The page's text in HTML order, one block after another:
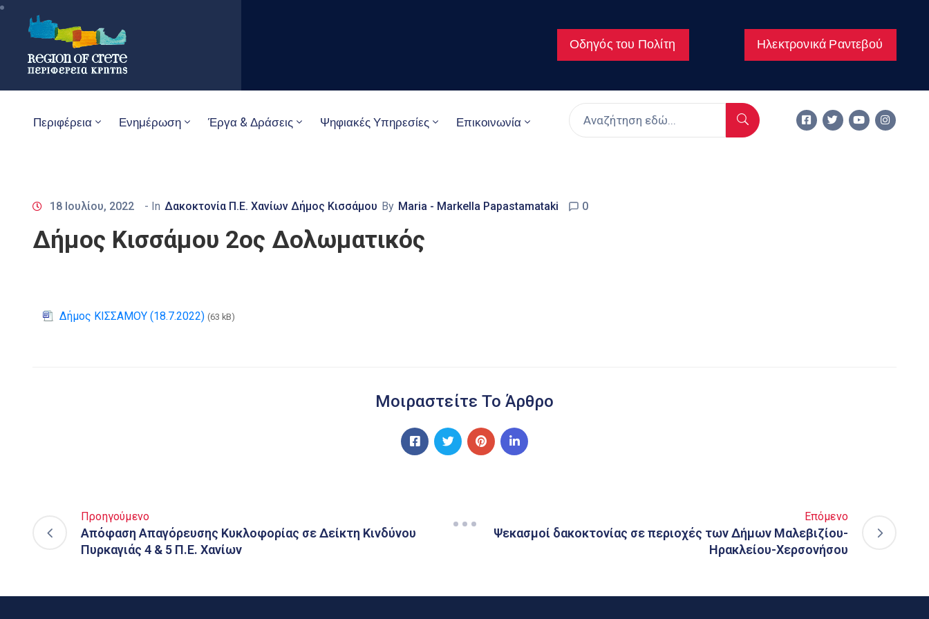
Οδηγός του Πολίτη Ηλεκτρονικά Ραντεβού
Περιφέρεια Ενημέρωση Έργα & Δράσεις Ψηφιακές Υπηρεσίες Επικοινωνία
18 Ιουλίου, 2022 - In Δακοκτονία Π.Ε. Χανίων Δήμος Κισσάμου By Maria - Markella Papastamataki 0
Δήμος Κισσάμου 2ος Δολωματικός
Δήμος ΚΙΣΣΑΜΟΥ (18.7.2022) (63 kB)
Μοιραστείτε Το Άρθρο
Προηγούμενο
Απόφαση Απαγόρευσης Κυκλοφορίας σε Δείκτη Κινδύνου
Πυρκαγιάς 4 & 5 Π.Ε. Χανίων
Επόμενο
Ψεκασμοί δακοκτονίας σε περιοχές των Δήμων Μαλεβιζίου-
Ηρακλείου-Χερσονήσου